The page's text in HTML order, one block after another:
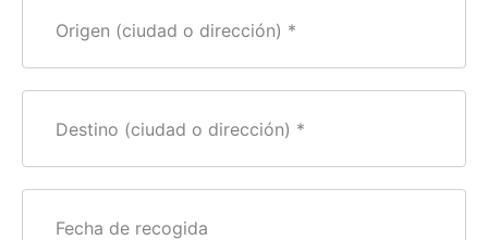
Origen (ciudad o dirección)
Destino (ciudad o dirección)
Fecha de recogida